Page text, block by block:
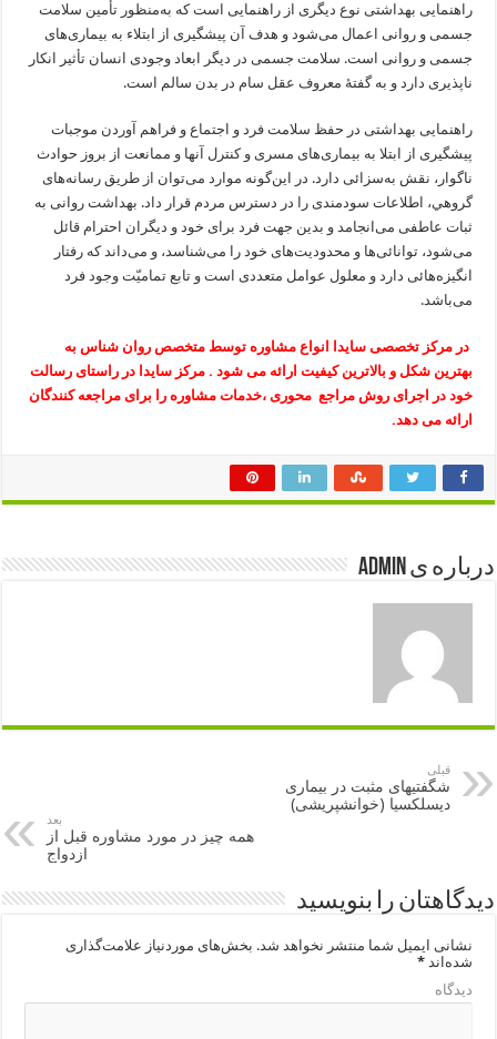
راهنمايى بهداشتى نوع ديگرى از راهنمايى است که به‌منظور تأمين سلامت
جسمى و روانى اعمال مى‌شود و هدف آن پيشگيرى از ابتلاء به بيمارى‌هاى
جسمى و روانى است. سلامت جسمى در ديگر ابعاد وجودى انسان تأثير انکار
ناپذيرى دارد و به گفتهٔ معروف عقل سام در بدن سالم است.
راهنمايى بهداشتى در حفظ سلامت فرد و اجتماع و فراهم آوردن موجبات
پيشگيرى از ابتلا به بيمارى‌هاى مسرى و کنترل آنها و ممانعت از بروز حوادث
ناگوار، نقش به‌سزائى دارد. در اين‌گونه موارد مى‌توان از طريق رسانه‌هاى
گروهي، اطلاعات سودمندى را در دسترس مردم قرار داد. بهداشت روانى به
ثبات عاطفى مى‌انجامد و بدين جهت فرد براى خود و ديگران احترام قائل
مى‌شود، توانائى‌ها و محدوديت‌هاى خود را مى‌شناسد، و مى‌داند که رفتار
انگيزه‌هائى دارد و معلول عوامل متعددى است و تابع تماميّت وجود فرد
مى‌باشد.
در مرکز تخصصی سایدا انواع مشاوره توسط متخصص روان شناس به
بهترین شکل و بالاترین کیفیت ارائه می شود . مرکز سایدا در راستای رسالت
خود در اجرای روش مراجع محوری ،خدمات مشاوره را برای مراجعه کنندگان
ارائه می دهد.
درباره ی admin
قبلی
شگفتی‎های مثبت در بیماری
دیسلکسیا (خوانش‎پریشی)
بعد
همه چیز در مورد مشاوره قبل از
ازدواج
دیدگاهتان را بنویسید
نشانی ایمیل شما منتشر نخواهد شد. بخش‌های موردنیاز علامت‌گذاری
شده‌اند*
دیدگاه